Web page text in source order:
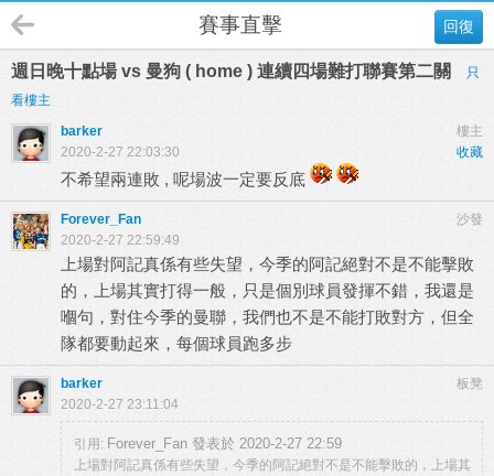
回復
賽事直擊
週日晚十點場 vs 曼狗 ( home ) 連續四場難打聯賽第二關
只
看樓主
樓主
barker
收藏
2020-2-27 22:03:30
不希望兩連敗 , 呢場波一定要反底
沙發
Forever_Fan
2020-2-27 22:59:49
上場對阿記真係有些失望，今季的阿記絕對不是不能擊敗
的，上場其實打得一般，只是個別球員發揮不錯，我還是
嗰句，對住今季的曼聯，我們也不是不能打敗對方，但全
隊都要動起來，每個球員跑多步
板凳
barker
2020-2-27 23:11:04
引用: Forever_Fan 發表於 2020-2-27 22:59
上場對阿記真係有些失望，今季的阿記絕對不是不能擊敗的，上場其